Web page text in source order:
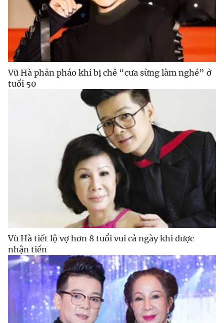
Vũ Hà phản pháo khi bị chê “cưa sừng làm nghé” ở
tuổi 50
Vũ Hà tiết lộ vợ hơn 8 tuổi vui cả ngày khi được
nhận tiền